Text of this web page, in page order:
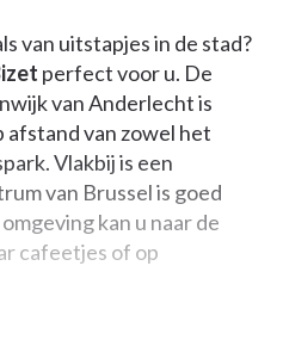
van uitstapjes in de stad?
perfect voor u. De
van Anderlecht is
afstand van zowel het
Vlakbij is een
van Brussel is goed
kan u naar de
cafeetjes of op